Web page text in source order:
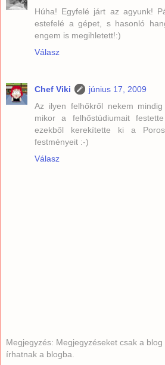
Húha! Egyfelé járt az agyunk!
estefelé a gépet, s hasonló
engem is megihletett!:)
Válasz
Chef Viki
június 17, 2009
Az ilyen felhőkről nekem mindig
mikor a felhőstúdiumait
ezekből kerekítette ki a
festményeit :-)
Válasz
Megjegyzés: Megjegyzéseket csak a blog
írhatnak a blogba.